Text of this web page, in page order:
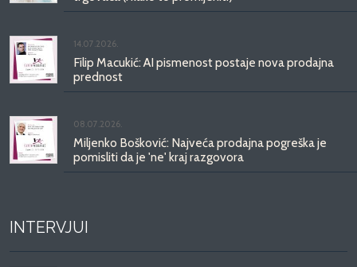
14.07.2026.
Filip Macukić: AI pismenost postaje nova prodajna
prednost
08.07.2026.
Miljenko Bošković: Najveća prodajna pogreška je
pomisliti da je 'ne' kraj razgovora
INTERVJUI